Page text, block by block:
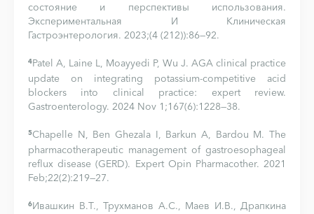
состояние и перспективы использования.
Экспериментальная И Клиническая
Гастроэнтерология. 2023;(4 (212)):86—92.
4Patel A, Laine L, Moayyedi P, Wu J. AGA clinical practice
update on integrating potassium-competitive acid
blockers into clinical practice: expert review.
Gastroenterology. 2024 Nov 1;167(6):1228—38.
5Chapelle N, Ben Ghezala I, Barkun A, Bardou M. The
pharmacotherapeutic management of gastroesophageal
reflux disease (GERD). Expert Opin Pharmacother. 2021
Feb;22(2):219—27.
6Ивашкин В.Т., Трухманов А.С., Маев И.В., Драпкина